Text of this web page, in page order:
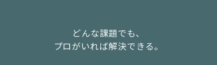
どんな課題でも、
プロがいれば解決できる。